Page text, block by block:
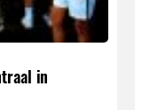
in